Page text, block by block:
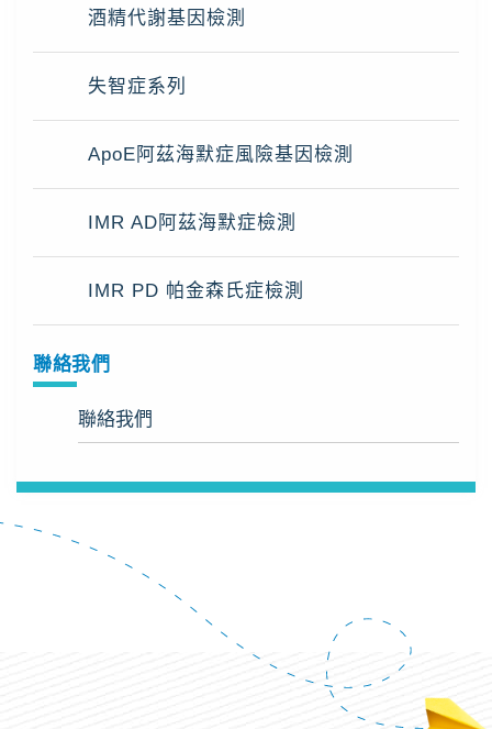
酒精代謝基因檢測
失智症系列
ApoE阿茲海默症風險基因檢測
IMR AD阿茲海默症檢測
IMR PD 帕金森氏症檢測
聯絡我們
聯絡我們